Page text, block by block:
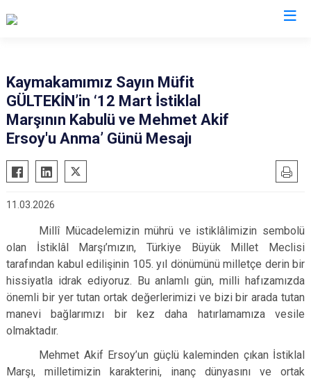
Gebze
Gölcük
Karamürsel
Başiskele
Darıca
Kaymakamımız Sayın Müfit
GÜLTEKİN’in ‘12 Mart İstiklal
Marşının Kabulü ve Mehmet Akif
Ersoy'u Anma’ Günü Mesajı
11.03.2026
Millî Mücadelemizin mührü ve istiklâlimizin sembolü
olan İstiklâl Marşı’mızın, Türkiye Büyük Millet Meclisi
tarafından kabul edilişinin 105. yıl dönümünü milletçe derin bir
hissiyatla idrak ediyoruz. Bu anlamlı gün, milli hafızamızda
önemli bir yer tutan ortak değerlerimizi ve bizi bir arada tutan
manevi bağlarımızı bir kez daha hatırlamamıza vesile
olmaktadır.
Mehmet Akif Ersoy’un güçlü kaleminden çıkan İstiklal
Marşı, milletimizin karakterini, inanç dünyasını ve ortak